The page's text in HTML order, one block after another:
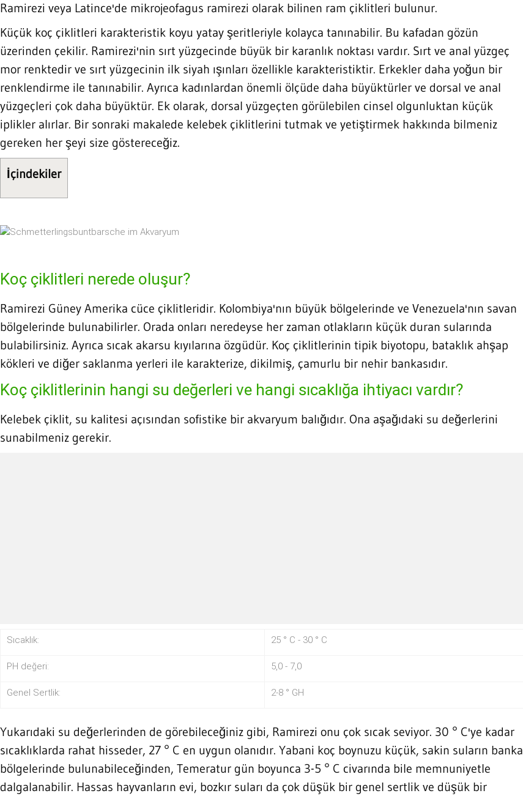
Ramirezi veya Latince'de mikrojeofagus ramirezi olarak bilinen ram çiklitleri bulunur.
Küçük koç çiklitleri karakteristik koyu yatay şeritleriyle kolayca tanınabilir. Bu kafadan gözün
üzerinden çekilir. Ramirezi'nin sırt yüzgecinde büyük bir karanlık noktası vardır. Sırt ve anal yüzgeç
mor renktedir ve sırt yüzgecinin ilk siyah ışınları özellikle karakteristiktir. Erkekler daha yoğun bir
renklendirme ile tanınabilir. Ayrıca kadınlardan önemli ölçüde daha büyüktürler ve dorsal ve anal
yüzgeçleri çok daha büyüktür. Ek olarak, dorsal yüzgeçten görülebilen cinsel olgunluktan küçük
iplikler alırlar. Bir sonraki makalede kelebek çiklitlerini tutmak ve yetiştirmek hakkında bilmeniz
gereken her şeyi size göstereceğiz.
İçindekiler
Koç çiklitleri nerede oluşur?
Ramirezi Güney Amerika cüce çiklitleridir. Kolombiya'nın büyük bölgelerinde ve Venezuela'nın savan
bölgelerinde bulunabilirler. Orada onları neredeyse her zaman otlakların küçük duran sularında
bulabilirsiniz. Ayrıca sıcak akarsu kıyılarına özgüdür. Koç çiklitlerinin tipik biyotopu, bataklık ahşap
kökleri ve diğer saklanma yerleri ile karakterize, dikilmiş, çamurlu bir nehir bankasıdır.
Koç çiklitlerinin hangi su değerleri ve hangi sıcaklığa ihtiyacı vardır?
Kelebek çiklit, su kalitesi açısından sofistike bir akvaryum balığıdır. Ona aşağıdaki su değerlerini
sunabilmeniz gerekir.
Sıcaklık: 25 ° C - 30 ° C
PH değeri: 5,0 - 7,0
Genel Sertlik: 2-8 ° GH
Yukarıdaki su değerlerinden de görebileceğiniz gibi, Ramirezi onu çok sıcak seviyor. 30 ° C'ye kadar
sıcaklıklarda rahat hisseder, 27 ° C en uygun olanıdır. Yabani koç boynuzu küçük, sakin suların banka
bölgelerinde bulunabileceğinden, Temeratur gün boyunca 3-5 ° C civarında bile memnuniyetle
dalgalanabilir. Hassas hayvanların evi, bozkır suları da çok düşük bir genel sertlik ve düşük bir